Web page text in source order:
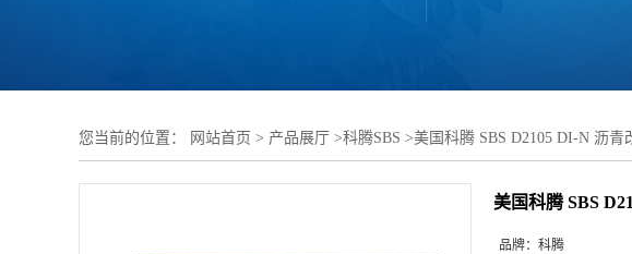
您当前的位置： 网站首页 > 产品展厅 >科腾SBS >美国科腾 SBS D2105 DI-N 沥
美国科腾 SBS
品牌： 科腾